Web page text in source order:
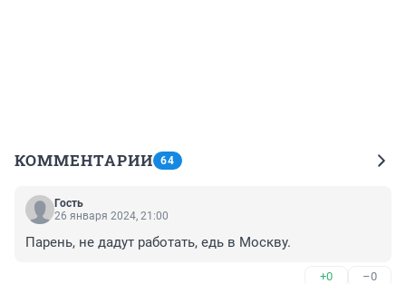
КОММЕНТАРИИ 64
Гость
26 января 2024, 21:00
Парень, не дадут работать, едь в Москву.
+0 –0